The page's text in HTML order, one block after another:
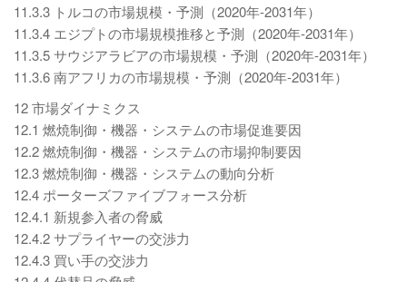
11.3.3 トルコの市場規模・予測（2020年-2031年）
11.3.4 エジプトの市場規模推移と予測（2020年-2031年）
11.3.5 サウジアラビアの市場規模・予測（2020年-2031年）
11.3.6 南アフリカの市場規模・予測（2020年-2031年）
12 市場ダイナミクス
12.1 燃焼制御・機器・システムの市場促進要因
12.2 燃焼制御・機器・システムの市場抑制要因
12.3 燃焼制御・機器・システムの動向分析
12.4 ポーターズファイブフォース分析
12.4.1 新規参入者の脅威
12.4.2 サプライヤーの交渉力
12.4.3 買い手の交渉力